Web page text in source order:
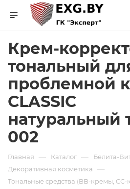
Крем-
тональный
проблемной
CLASSIC
натуральный
002
Главная — Каталог — Белита-
Декоративная косметика —
Тональные средства (BB-кремы,